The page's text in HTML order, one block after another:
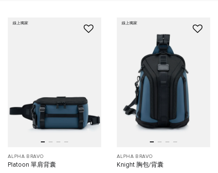
線上獨家
ALPHA BRAVO
Platoon 單肩背囊
線上獨家
ALPHA BRAVO
Knight 胸包/背囊